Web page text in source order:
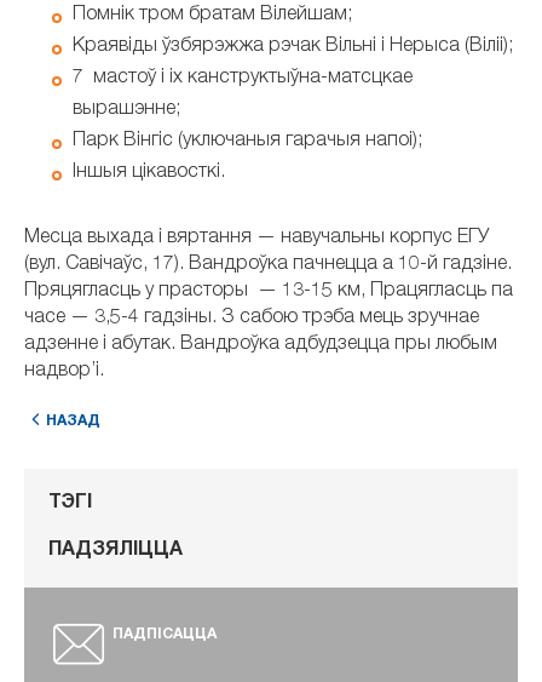
Помнік тром братам Вілейшам;
Краявіды ўзбярэжжа рэчак Вільні і Нерыса (Віліі);
7 мастоў і іх канструктыўна-матсцкае
вырашэнне;
Парк Вінгіс (уключаныя гарачыя напоі);
Іншыя цікавосткі.
Месца выхада і вяртання — навучальны корпус ЕГУ
(вул. Савічаўс, 17). Вандроўка пачнецца а 10-й гадзіне.
Пряцягласць у прасторы — 13-15 км, Працягласць па
часе — 3,5-4 гадзіны. З сабою трэба мець зручнае
адзенне і абутак. Вандроўка адбудзецца пры любым
надвор’і.
НАЗАД
ТЭГІ
ПАДЗЯЛІЦЦА
ПАДПІСАЦЦА